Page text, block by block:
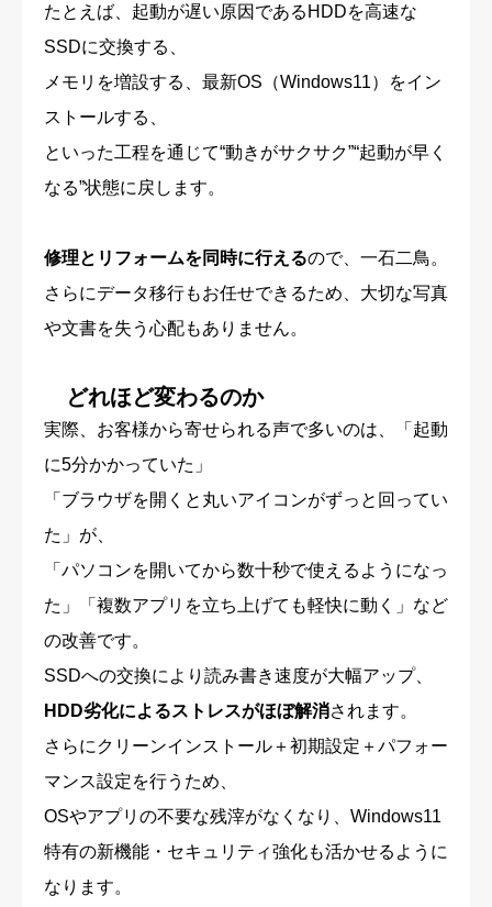
たとえば、起動が遅い原因であるHDDを高速な
SSDに交換する、
メモリを増設する、最新OS（Windows11）をイン
ストールする、
といった工程を通じて“動きがサクサク”“起動が早く
なる”状態に戻します。
修理とリフォームを同時に行えるので、一石二鳥。
さらにデータ移行もお任せできるため、大切な写真
や文書を失う心配もありません。
どれほど変わるのか
実際、お客様から寄せられる声で多いのは、「起動
に5分かかっていた」
「ブラウザを開くと丸いアイコンがずっと回ってい
た」が、
「パソコンを開いてから数十秒で使えるようになっ
た」「複数アプリを立ち上げても軽快に動く」など
の改善です。
SSDへの交換により読み書き速度が大幅アップ、
HDD劣化によるストレスがほぼ解消されます。
さらにクリーンインストール＋初期設定＋パフォー
マンス設定を行うため、
OSやアプリの不要な残滓がなくなり、Windows11
特有の新機能・セキュリティ強化も活かせるように
なります。